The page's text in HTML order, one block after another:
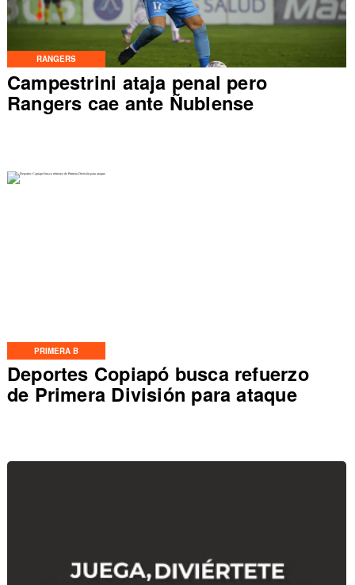
RANGERS
Campestrini ataja penal pero
Rangers cae ante Ñublense
PRIMERA B
Deportes Copiapó busca refuerzo
de Primera División para ataque